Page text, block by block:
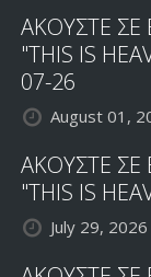
ΑΚΟΥΣΤΕ
"THIS IS
07-26
August 01,
ΑΚΟΥΣΤΕ
"THIS IS
July 29, 2026